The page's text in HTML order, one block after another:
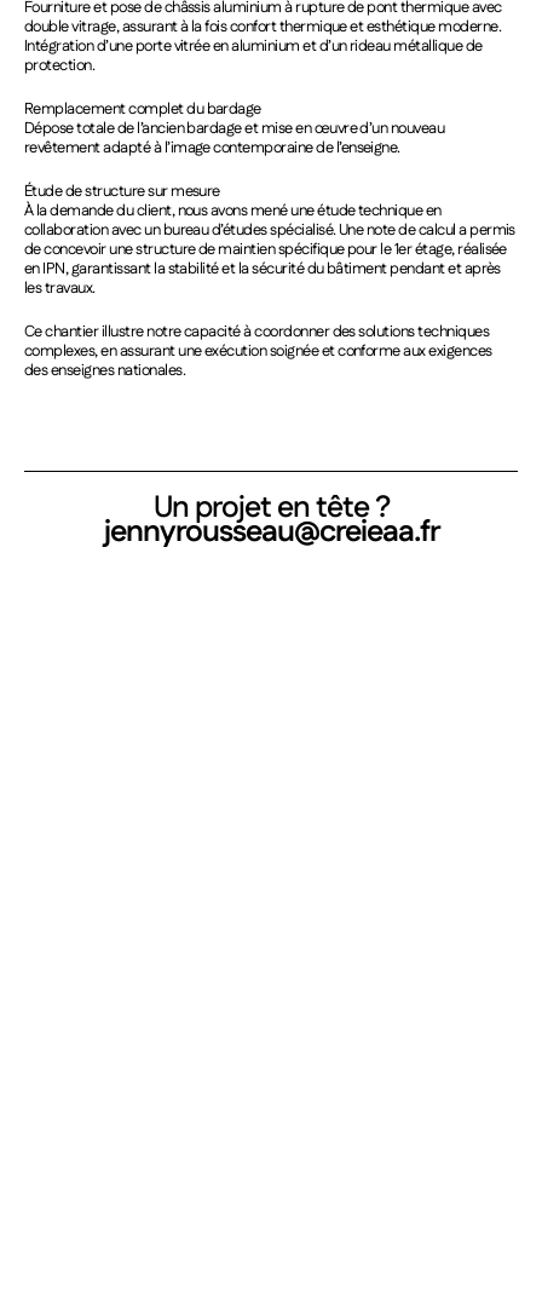
Fourniture et pose de châssis aluminium à rupture de pont thermique avec
double vitrage, assurant à la fois confort thermique et esthétique moderne.
Intégration d’une porte vitrée en aluminium et d’un rideau métallique de
protection.
Remplacement complet du bardage
Dépose totale de l’ancien bardage et mise en œuvre d’un nouveau
revêtement adapté à l’image contemporaine de l’enseigne.
Étude de structure sur mesure
À la demande du client, nous avons mené une étude technique en
collaboration avec un bureau d’études spécialisé. Une note de calcul a permis
de concevoir une structure de maintien spécifique pour le 1er étage, réalisée
en IPN, garantissant la stabilité et la sécurité du bâtiment pendant et après
les travaux.
Ce chantier illustre notre capacité à coordonner des solutions techniques
complexes, en assurant une exécution soignée et conforme aux exigences
des enseignes nationales.
Un projet en tête ?
jennyrousseau@creieaa.fr